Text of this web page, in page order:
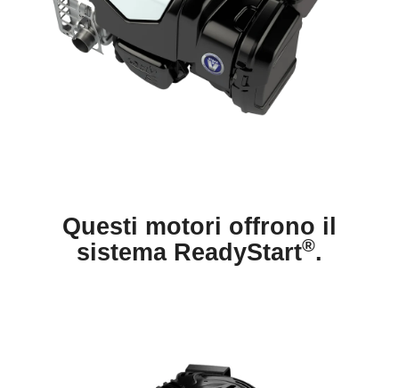
Questi motori offrono il
sistema ReadyStart®.